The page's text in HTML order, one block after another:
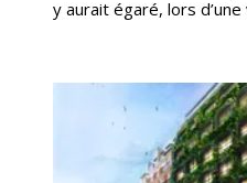
y aurait égaré, lors